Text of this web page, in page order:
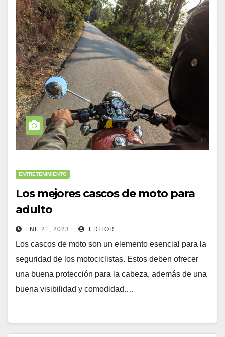
ENTRETENIMIENTO
Los mejores cascos de moto para
adulto
ENE 21, 2023 EDITOR
Los cascos de moto son un elemento esencial para la
seguridad de los motociclistas. Estos deben ofrecer
una buena protección para la cabeza, además de una
buena visibilidad y comodidad.…